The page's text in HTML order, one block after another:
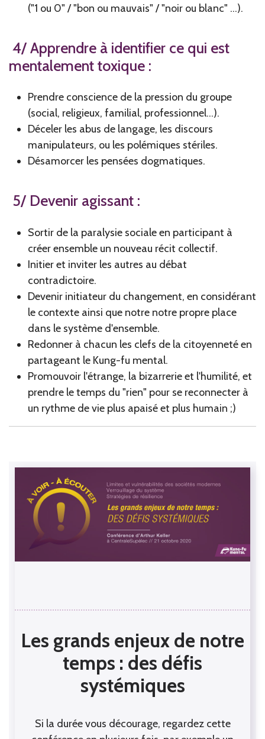
("1 ou 0" / "bon ou mauvais" / "noir ou blanc" ...).
4/ Apprendre à identifier ce qui est
mentalement toxique :
Prendre conscience de la pression du groupe
(social, religieux, familial, professionnel...).
Déceler les abus de langage, les discours
manipulateurs, ou les polémiques stériles.
Désamorcer les pensées dogmatiques.
5/ Devenir agissant :
Sortir de la paralysie sociale en participant à
créer ensemble un nouveau récit collectif.
Initier et inviter les autres au débat
contradictoire.
Devenir initiateur du changement, en considérant
le contexte ainsi que notre notre propre place
dans le système d'ensemble.
Redonner à chacun les clefs de la citoyenneté en
partageant le Kung-fu mental.
Promouvoir l'étrange, la bizarrerie et l'humilité, et
prendre le temps du "rien" pour se reconnecter à
un rythme de vie plus apaisé et plus humain ;)
Les grands enjeux de notre
temps : des défis
systémiques
Si la durée vous décourage, regardez cette